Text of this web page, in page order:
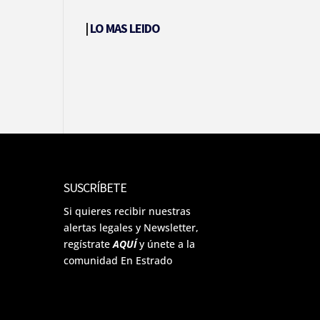
|LO MAS LEIDO
SUSCRÍBETE
Si quieres recibir nuestras
alertas legales y Newsletter,
regístrateAQUÍ y únete a la
comunidad En Estrado